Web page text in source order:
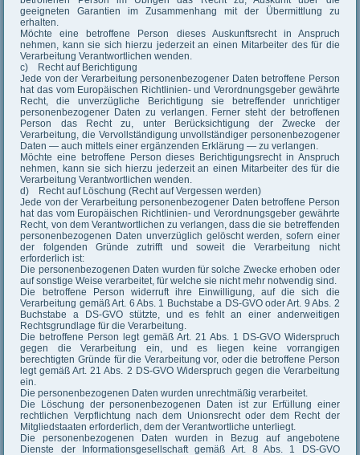
geeigneten Garantien im Zusammenhang mit der Übermittlung zu
erhalten.
Möchte eine betroffene Person dieses Auskunftsrecht in Anspruch
nehmen, kann sie sich hierzu jederzeit an einen Mitarbeiter des für die
Verarbeitung Verantwortlichen wenden.
c) Recht auf Berichtigung
Jede von der Verarbeitung personenbezogener Daten betroffene Person
hat das vom Europäischen Richtlinien- und Verordnungsgeber gewährte
Recht, die unverzügliche Berichtigung sie betreffender unrichtiger
personenbezogener Daten zu verlangen. Ferner steht der betroffenen
Person das Recht zu, unter Berücksichtigung der Zwecke der
Verarbeitung, die Vervollständigung unvollständiger personenbezogener
Daten — auch mittels einer ergänzenden Erklärung — zu verlangen.
Möchte eine betroffene Person dieses Berichtigungsrecht in Anspruch
nehmen, kann sie sich hierzu jederzeit an einen Mitarbeiter des für die
Verarbeitung Verantwortlichen wenden.
d) Recht auf Löschung (Recht auf Vergessen werden)
Jede von der Verarbeitung personenbezogener Daten betroffene Person
hat das vom Europäischen Richtlinien- und Verordnungsgeber gewährte
Recht, von dem Verantwortlichen zu verlangen, dass die sie betreffenden
personenbezogenen Daten unverzüglich gelöscht werden, sofern einer
der folgenden Gründe zutrifft und soweit die Verarbeitung nicht
erforderlich ist:
Die personenbezogenen Daten wurden für solche Zwecke erhoben oder
auf sonstige Weise verarbeitet, für welche sie nicht mehr notwendig sind.
Die betroffene Person widerruft ihre Einwilligung, auf die sich die
Verarbeitung gemäß Art. 6 Abs. 1 Buchstabe a DS-GVO oder Art. 9 Abs. 2
Buchstabe a DS-GVO stützte, und es fehlt an einer anderweitigen
Rechtsgrundlage für die Verarbeitung.
Die betroffene Person legt gemäß Art. 21 Abs. 1 DS-GVO Widerspruch
gegen die Verarbeitung ein, und es liegen keine vorrangigen
berechtigten Gründe für die Verarbeitung vor, oder die betroffene Person
legt gemäß Art. 21 Abs. 2 DS-GVO Widerspruch gegen die Verarbeitung
ein.
Die personenbezogenen Daten wurden unrechtmäßig verarbeitet.
Die Löschung der personenbezogenen Daten ist zur Erfüllung einer
rechtlichen Verpflichtung nach dem Unionsrecht oder dem Recht der
Mitgliedstaaten erforderlich, dem der Verantwortliche unterliegt.
Die personenbezogenen Daten wurden in Bezug auf angebotene
Dienste der Informationsgesellschaft gemäß Art. 8 Abs. 1 DS-GVO